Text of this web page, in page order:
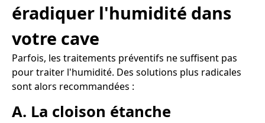
éradiquer l'humidité dans
votre cave
Parfois, les traitements préventifs ne suffisent pas
pour traiter l'humidité. Des solutions plus radicales
sont alors recommandées :
A. La cloison étanche